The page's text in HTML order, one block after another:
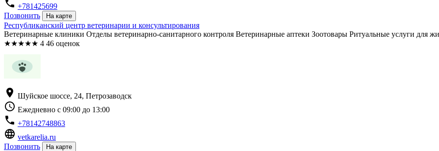
phone +781425699
Позвонить
На карте
Республиканский центр ветеринарии и консультирования
Ветеринарные клиники Отделы ветеринарно-санитарного контроля Ветеринарные аптеки Зоотовары Ритуальные услуги для
★★★★★ 4 46 оценок
location_on Шуйское шоссе, 24, Петрозаводск
schedule Ежедневно с 09:00 до 13:00
phone +78142748863
language vetkarelia.ru
Позвонить
На карте